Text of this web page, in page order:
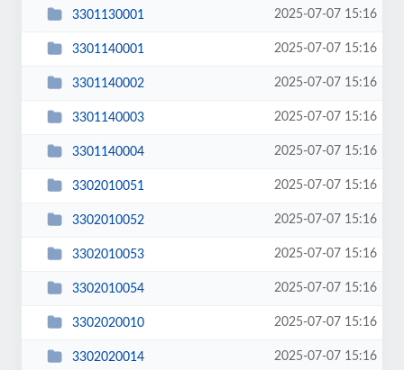
3301130001 2025-07-07 15:16
3301140001 2025-07-07 15:16
3301140002 2025-07-07 15:16
3301140003 2025-07-07 15:16
3301140004 2025-07-07 15:16
3302010051 2025-07-07 15:16
3302010052 2025-07-07 15:16
3302010053 2025-07-07 15:16
3302010054 2025-07-07 15:16
3302020010 2025-07-07 15:16
3302020014 2025-07-07 15:16